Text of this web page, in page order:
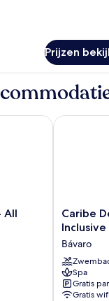
Prijzen
All
Inclusive
Caribe
Deluxe
-
All
Inclusive
Bávaro
Caribe
Inclusive
Bávaro
Spa
Gratis
Gratis wifi
Caribe